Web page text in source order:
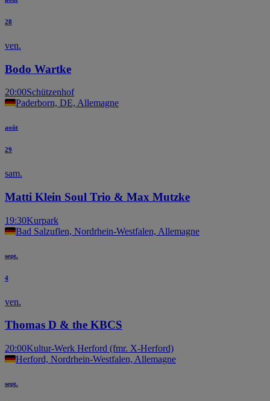
28
ven.
Bodo Wartke
20:00Schützenhof
Paderborn, DE, Allemagne
août
29
sam.
Matti Klein Soul Trio & Max Mutzke
19:30Kurpark
Bad Salzuflen, Nordrhein-Westfalen, Allemagne
sept.
4
ven.
Thomas D & the KBCS
20:00Kultur-Werk Herford (fmr. X-Herford)
Herford, Nordrhein-Westfalen, Allemagne
sept.